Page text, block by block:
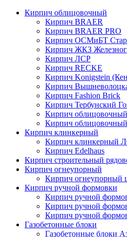
Кирпич облицовочный
Кирпич BRAER
Кирпич BRAER PRO
Кирпич ОСМиБТ
Кирпич ЖКЗ
Кирпич ЛСР
Кирпич RECKE
Кирпич Konigstein
Кирпич
Кирпич Fashion Brick
Кирпич Тербунский
Кирпич
Кирпич
Кирпич клинкерный
Кирпич клинкерный
Кирпич Edelhaus
Кирпич строительный
Кирпич огнеупорный
Кирпич
Кирпич ручной формовки
Кирпич ручной
Кирпич ручной
Кирпич ручной
Газобетонные блоки
Газобетонные блоки